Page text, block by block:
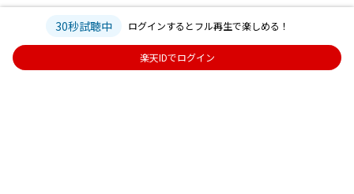
30秒試聴中 ログインするとフル再生で楽しめる！
楽天IDでログイン